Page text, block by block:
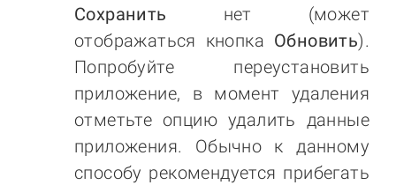
Сохранить нет (может
отображаться кнопка Обновить).
Попробуйте переустановить
приложение, в момент удаления
отметьте опцию удалить данные
приложения. Обычно к данному
способу рекомендуется прибегать